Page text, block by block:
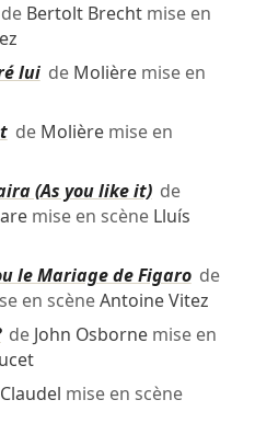
Bertolt Brechtmise en
luide Molièremise en
de Molièremise en
(As you like it)de
mise en scène Lluís
le Mariage de Figarode
en scèneAntoine Vitez
de John Osbornemise en
mise en scène